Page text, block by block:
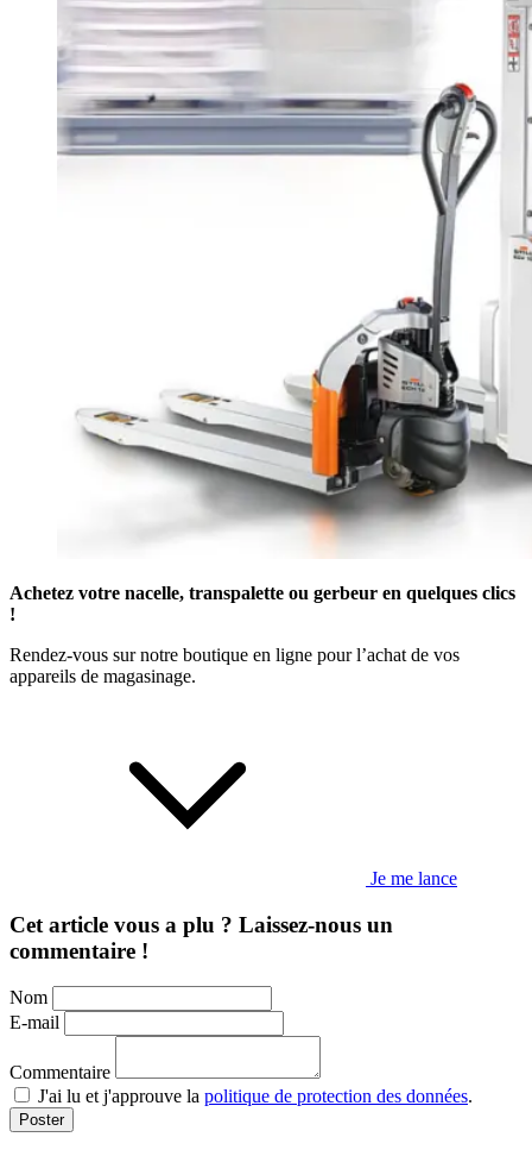
Achetez votre nacelle, transpalette ou gerbeur en quelques clics
!
Rendez-vous sur notre boutique en ligne pour l’achat de vos
appareils de magasinage.
Je me lance
Cet article vous a plu ? Laissez-nous un
commentaire !
Nom
E-mail
Commentaire
J'ai lu et j'approuve la politique de protection des données.